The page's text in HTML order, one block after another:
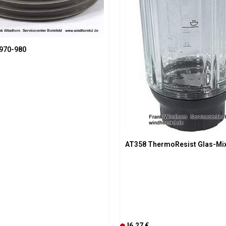
980
AT358 ThermoResist Glas-